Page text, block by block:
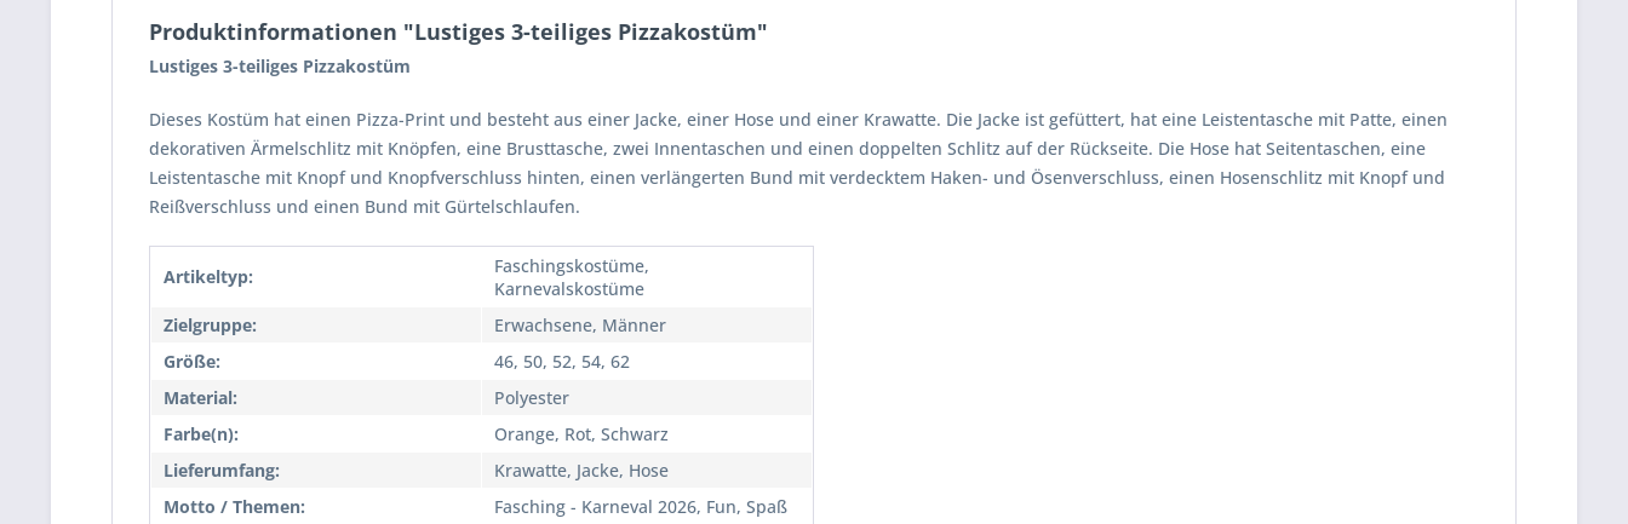
Produktinformationen "Lustiges 3-teiliges Pizzakostüm"
Lustiges 3-teiliges Pizzakostüm
Dieses Kostüm hat einen Pizza-Print und besteht aus einer Jacke, einer Hose und einer Krawatte. Die Jacke ist gefüttert, hat eine Leistentasche mit Patte, einen
dekorativen Ärmelschlitz mit Knöpfen, eine Brusttasche, zwei Innentaschen und einen doppelten Schlitz auf der Rückseite. Die Hose hat Seitentaschen, eine
Leistentasche mit Knopf und Knopfverschluss hinten, einen verlängerten Bund mit verdecktem Haken- und Ösenverschluss, einen Hosenschlitz mit Knopf und
Reißverschluss und einen Bund mit Gürtelschlaufen.
Artikeltyp:
Faschingskostüme,
Karnevalskostüme
Zielgruppe:
Erwachsene, Männer
Größe:
46, 50, 52, 54, 62
Material:
Polyester
Farbe(n):
Orange, Rot, Schwarz
Lieferumfang:
Krawatte, Jacke, Hose
Motto / Themen:
Fasching - Karneval 2026, Fun, Spaß